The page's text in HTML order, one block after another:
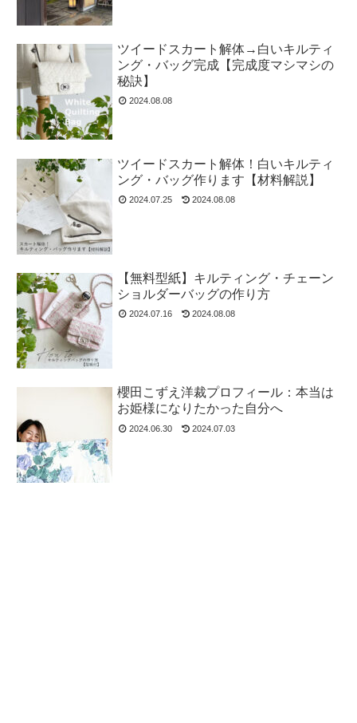
ツイードスカート解体→白いキルティ
ング・バッグ完成【完成度マシマシの
秘訣】
2024.08.08
ツイードスカート解体！白いキルティ
ング・バッグ作ります【材料解説】
2024.07.25 2024.08.08
【無料型紙】キルティング・チェーン
ショルダーバッグの作り方
2024.07.16 2024.08.08
櫻田こずえ洋裁プロフィール：本当は
お姫様になりたかった自分へ
2024.06.30 2024.07.03